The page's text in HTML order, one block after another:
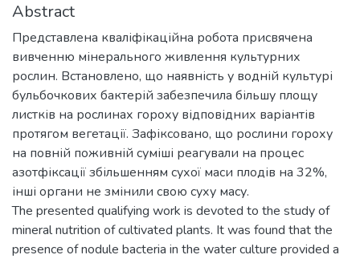
Abstract
Представлена кваліфікаційна робота присвячена
вивченню мінерального живлення культурних
рослин. Встановлено, що наявність у водній культурі
бульбочкових бактерій забезпечила більшу площу
листків на рослинах гороху відповідних варіантів
протягом вегетації. Зафіксовано, що рослини гороху
на повній поживній суміші реагували на процес
азотфіксації збільшенням сухої маси плодів на 32%,
інші органи не змінили свою суху масу.
The presented qualifying work is devoted to the study of
mineral nutrition of cultivated plants. It was found that the
presence of nodule bacteria in the water culture provided a